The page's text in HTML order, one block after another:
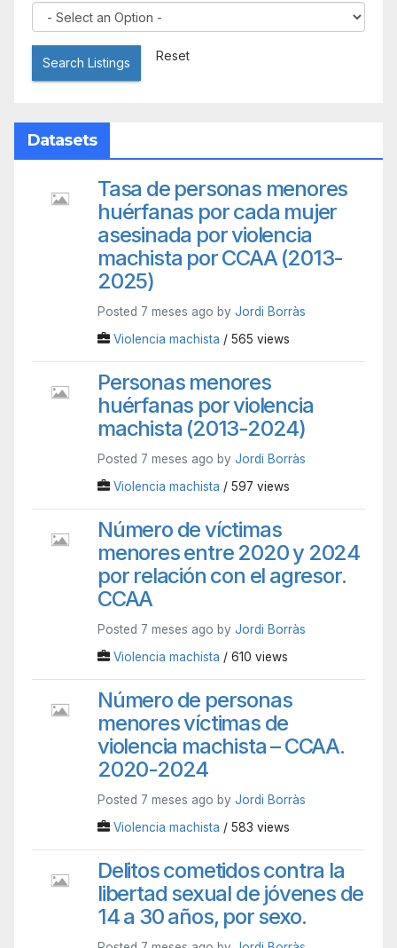
Search Listings Reset
Datasets
Tasa de personas menores
huérfanas por cada mujer
asesinada por violencia
machista por CCAA (2013-
2025)
Posted 7 meses ago by Jordi Borràs
Violencia machista / 565 views
Personas menores
huérfanas por violencia
machista (2013-2024)
Posted 7 meses ago by Jordi Borràs
Violencia machista / 597 views
Número de víctimas
menores entre 2020 y 2024
por relación con el agresor.
CCAA
Posted 7 meses ago by Jordi Borràs
Violencia machista / 610 views
Número de personas
menores víctimas de
violencia machista – CCAA.
2020-2024
Posted 7 meses ago by Jordi Borràs
Violencia machista / 583 views
Delitos cometidos contra la
libertad sexual de jóvenes de
14 a 30 años, por sexo.